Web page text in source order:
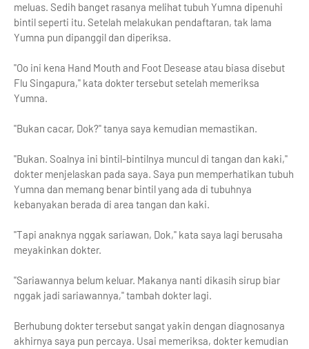
meluas. Sedih banget rasanya melihat tubuh Yumna dipenuhi
bintil seperti itu. Setelah melakukan pendaftaran, tak lama
Yumna pun dipanggil dan diperiksa.
"Oo ini kena Hand Mouth and Foot Desease atau biasa disebut
Flu Singapura," kata dokter tersebut setelah memeriksa
Yumna.
"Bukan cacar, Dok?" tanya saya kemudian memastikan.
"Bukan. Soalnya ini bintil-bintilnya muncul di tangan dan kaki,"
dokter menjelaskan pada saya. Saya pun memperhatikan tubuh
Yumna dan memang benar bintil yang ada di tubuhnya
kebanyakan berada di area tangan dan kaki.
"Tapi anaknya nggak sariawan, Dok," kata saya lagi berusaha
meyakinkan dokter.
"Sariawannya belum keluar. Makanya nanti dikasih sirup biar
nggak jadi sariawannya," tambah dokter lagi.
Berhubung dokter tersebut sangat yakin dengan diagnosanya
akhirnya saya pun percaya. Usai memeriksa, dokter kemudian